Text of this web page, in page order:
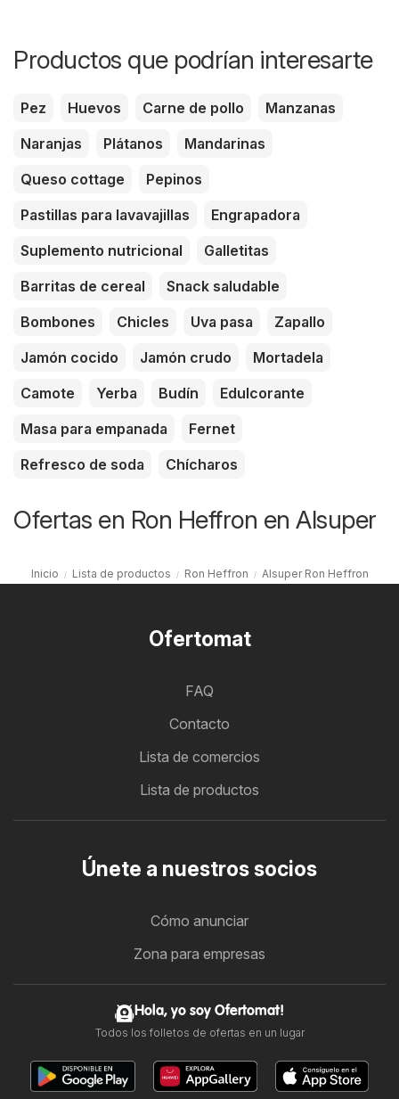
Productos que podrían interesarte
Pez Huevos Carne de pollo
Manzanas
Naranjas
Plátanos
Mandarinas
Queso cottage
Pepinos
Pastillas para lavavajillas
Engrapadora
Suplemento nutricional
Galletitas
Barritas de cereal
Snack saludable
Bombones
Chicles Uva pasa
Zapallo
Jamón cocido
Jamón crudo
Mortadela
Camote
Yerba Budín
Edulcorante
Masa para empanada
Fernet
Refresco de soda
Chícharos
Ofertas en Ron Heffron en Alsuper
Inicio Lista de productos Ron Heffron Alsuper Ron Heffron
Ofertomat
FAQ
Contacto
Lista de comercios
Lista de productos
Únete a nuestros socios
Cómo anunciar
Zona para empresas
Hola, yo soy Ofertomat!
Todos los folletos de ofertas en un lugar